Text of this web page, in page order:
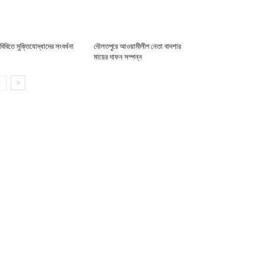
মুক্তিযোদ্ধাদের সংবর্ধনা
দৌলতপুরে আওয়ামীলীগ নেতা বাদশার
মায়ের দাফন সম্পন্ন